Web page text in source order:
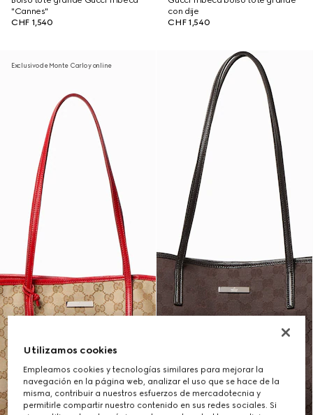
"Cannes"
CHF 1,540
con dije
CHF 1,540
Exclusivo de Monte Carlo y online
Utilizamos cookies
Empleamos cookies y tecnologías similares para mejorar la
navegación en la página web, analizar el uso que se hace de la
misma, contribuir a nuestros esfuerzos de mercadotecnia y
permitirle compartir nuestro contenido en sus redes sociales. Si